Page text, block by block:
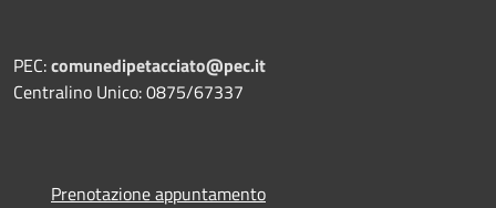
PEC:comunedipetacciato@pec.it
Centralino Unico: 0875/67337
Prenotazione appuntamento